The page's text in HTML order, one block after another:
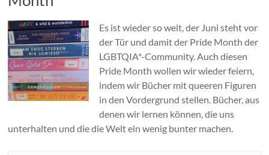
Es ist wieder so weit, der Juni steht vor
der Tür und damit der Pride Month der
LGBTQIA*-Community. Auch diesen
Pride Month wollen wir wieder feiern,
indem wir Bücher mit queeren Figuren
in den Vordergrund stellen. Bücher, aus
denen wir lernen können, die uns
unterhalten und die die Welt ein wenig bunter machen.